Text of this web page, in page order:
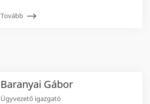
Tovább
Baranyai Gábor
Ügyvezető igazgató